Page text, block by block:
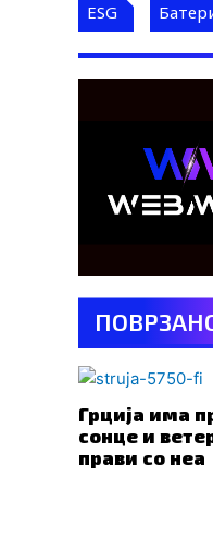
ESG
Грција има
сонце и
прави со неа